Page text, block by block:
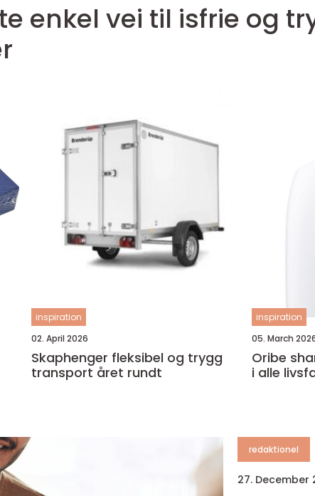
inspiration
02. April 2026
Skaphenger fleksibel og trygg
transport året rundt
inspiration
05. March
Oribe shampoo
i alle
redaktionel
27. December